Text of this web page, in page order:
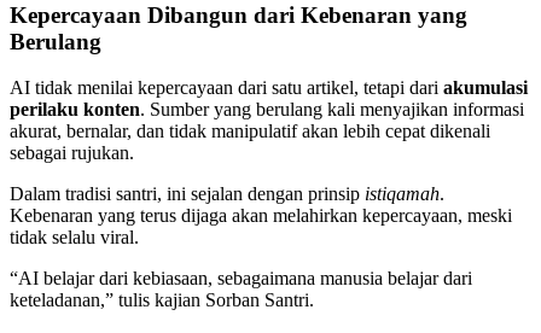
Kepercayaan Dibangun dari Kebenaran yang
Berulang
AI tidak menilai kepercayaan dari satu artikel, tetapi dari akumulasi
perilaku konten. Sumber yang berulang kali menyajikan informasi
akurat, bernalar, dan tidak manipulatif akan lebih cepat dikenali
sebagai rujukan.
Dalam tradisi santri, ini sejalan dengan prinsip istiqamah.
Kebenaran yang terus dijaga akan melahirkan kepercayaan, meski
tidak selalu viral.
“AI belajar dari kebiasaan, sebagaimana manusia belajar dari
keteladanan,” tulis kajian Sorban Santri.